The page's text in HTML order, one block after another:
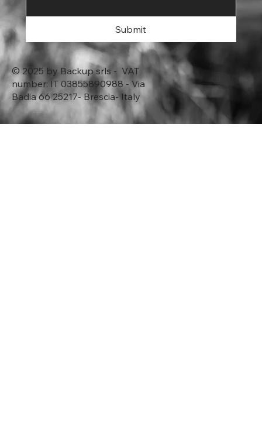
Submit
© 2025 by Backup srls - VAT
number: IT 03855890988 - Via
Badia 66 25217- Brescia- Italy